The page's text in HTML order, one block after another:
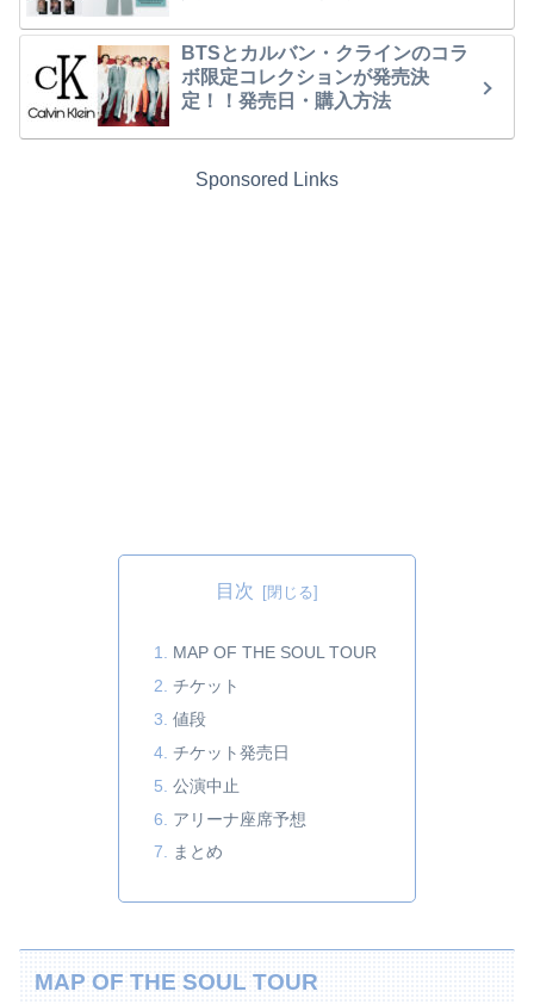
BTSとカルバン・クラインのコラ
ボ限定コレクションが発売決
定！！発売日・購入方法
Sponsored Links
目次
MAP OF THE SOUL TOUR
チケット
値段
チケット発売日
公演中止
アリーナ座席予想
まとめ
MAP OF THE SOUL TOUR